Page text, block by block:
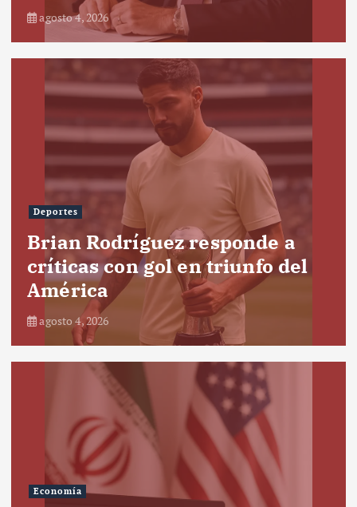
agosto 4, 2026
Deportes
Brian Rodríguez responde a
críticas con gol en triunfo del
América
agosto 4, 2026
Economía